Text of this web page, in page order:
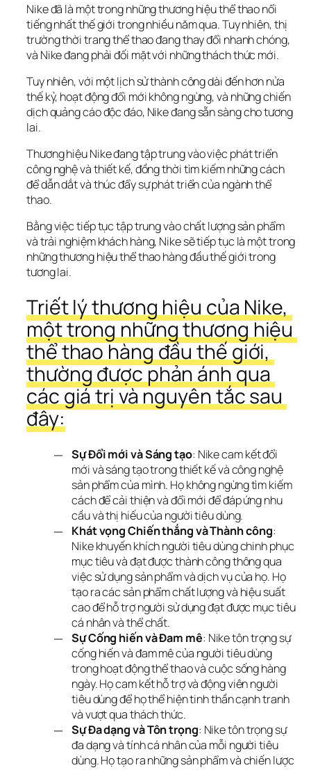
Nike đã là một trong những thương hiệu thể thao nổi
tiếng nhất thế giới trong nhiều năm qua. Tuy nhiên, thị
trường thời trang thể thao đang thay đổi nhanh chóng,
và Nike đang phải đối mặt với những thách thức mới.
Tuy nhiên, với một lịch sử thành công dài đến hơn nửa
thế kỷ, hoạt động đổi mới không ngừng, và những chiến
dịch quảng cáo độc đáo, Nike đang sẵn sàng cho tương
lai.
Thương hiệu Nike đang tập trung vào việc phát triển
công nghệ và thiết kế, đồng thời tìm kiếm những cách
để dẫn dắt và thúc đẩy sự phát triển của ngành thể
thao.
Bằng việc tiếp tục tập trung vào chất lượng sản phẩm
và trải nghiệm khách hàng, Nike sẽ tiếp tục là một trong
những thương hiệu thể thao hàng đầu thế giới trong
tương lai.
Triết lý thương hiệu của Nike,
một trong những thương hiệu
thể thao hàng đầu thế giới,
thường được phản ánh qua
các giá trị và nguyên tắc sau
đây:
Sự Đổi mới và Sáng tạo: Nike cam kết đổi
mới và sáng tạo trong thiết kế và công nghệ
sản phẩm của mình. Họ không ngừng tìm kiếm
cách để cải thiện và đổi mới để đáp ứng nhu
cầu và thị hiếu của người tiêu dùng.
Khát vọng Chiến thắng và Thành công:
Nike khuyến khích người tiêu dùng chinh phục
mục tiêu và đạt được thành công thông qua
việc sử dụng sản phẩm và dịch vụ của họ. Họ
tạo ra các sản phẩm chất lượng và hiệu suất
cao để hỗ trợ người sử dụng đạt được mục tiêu
cá nhân và thể chất.
Sự Cống hiến và Đam mê: Nike tôn trọng sự
cống hiến và đam mê của người tiêu dùng
trong hoạt động thể thao và cuộc sống hàng
ngày. Họ cam kết hỗ trợ và động viên người
tiêu dùng để họ thể hiện tinh thần cạnh tranh
và vượt qua thách thức.
Sự Đa dạng và Tôn trọng: Nike tôn trọng sự
đa dạng và tính cá nhân của mỗi người tiêu
dùng. Họ tạo ra những sản phẩm và chiến lược